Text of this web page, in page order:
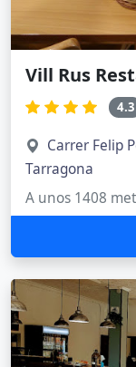
Vill Rus
4.3
Carrer Felip
Tarragona
A unos 1408